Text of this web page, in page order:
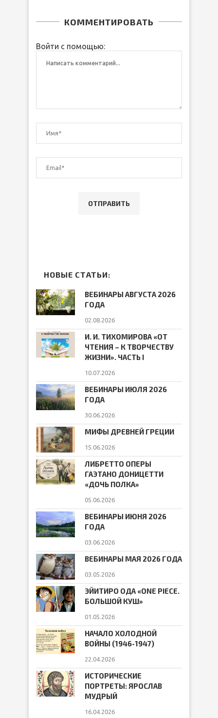
КОММЕНТИРОВАТЬ
Войти с помощью:
НОВЫЕ СТАТЬИ:
ВЕБИНАРЫ АВГУСТА 2026
ГОДА
02.08.2026
И. И. ТИХОМИРОВА «ОТ
ЧТЕНИЯ – К ТВОРЧЕСТВУ
ЖИЗНИ». ЧАСТЬ I
10.07.2026
ВЕБИНАРЫ ИЮЛЯ 2026
ГОДА
30.06.2026
МИФЫ ДРЕВНЕЙ ГРЕЦИИ
15.06.2026
ЛИБРЕТТО ОПЕРЫ
ГАЭТАНО ДОНИЦЕТТИ
«ДОЧЬ ПОЛКА»
05.06.2026
ВЕБИНАРЫ ИЮНЯ 2026
ГОДА
03.06.2026
ВЕБИНАРЫ МАЯ 2026 ГОДА
03.05.2026
ЭЙИТИРО ОДА «ONE PIECE.
БОЛЬШОЙ КУШ»
01.05.2026
НАЧАЛО ХОЛОДНОЙ
ВОЙНЫ (1946-1947)
22.04.2026
ИСТОРИЧЕСКИЕ
ПОРТРЕТЫ: ЯРОСЛАВ
МУДРЫЙ
16.04.2026